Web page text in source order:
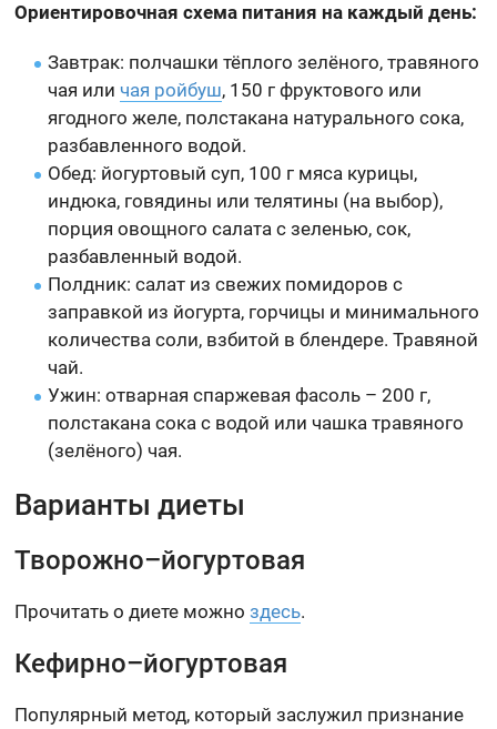
Ориентировочная схема питания на каждый день:
Завтрак: полчашки тёплого зелёного, травяного
чая иличая ройбуш, 150 г фруктового или
ягодного желе, полстакана натурального сока,
разбавленного водой.
Обед: йогуртовый суп, 100 г мяса курицы,
индюка, говядины или телятины (на выбор),
порция овощного салата с зеленью, сок,
разбавленный водой.
Полдник: салат из свежих помидоров с
заправкой из йогурта, горчицы и минимального
количества соли, взбитой в блендере. Травяной
чай.
Ужин: отварная спаржевая фасоль – 200 г,
полстакана сока с водой или чашка травяного
(зелёного) чая.
Варианты диеты
Творожно–йогуртовая
Прочитать о диете можноздесь.
Кефирно–йогуртовая
Популярный метод, который заслужил признание